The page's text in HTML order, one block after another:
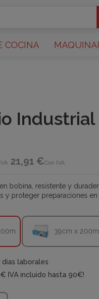
COCINA
Industrial
21,91 €Con IVA
bobina, resistente y
y proteger preparaciones en
39cm x 200m
días laborales
IVA incluido hasta 90€!